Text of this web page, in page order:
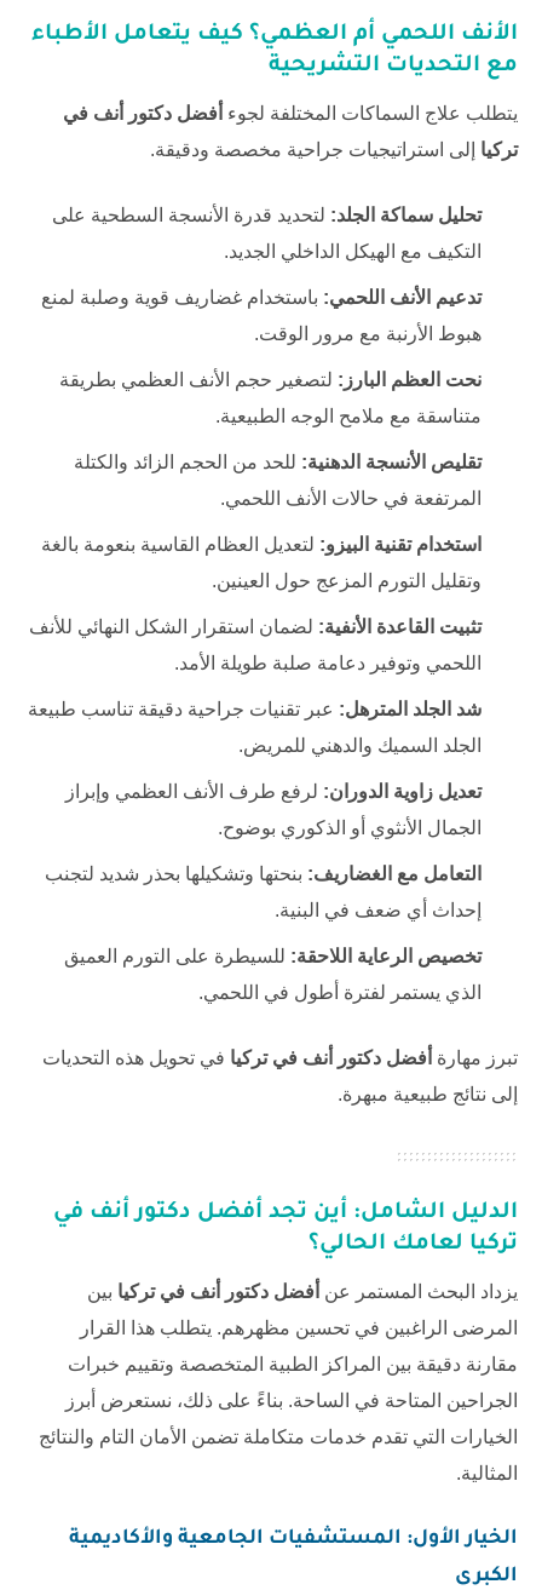
الأنف اللحمي أم العظمي؟ كيف يتعامل الأطباء
مع التحديات التشريحية
يتطلب علاج السماكات المختلفة لجوء أفضل دكتور أنف في
تركيا إلى استراتيجيات جراحية مخصصة ودقيقة.
تحليل سماكة الجلد: لتحديد قدرة الأنسجة السطحية على
التكيف مع الهيكل الداخلي الجديد.
تدعيم الأنف اللحمي: باستخدام غضاريف قوية وصلبة لمنع
هبوط الأرنبة مع مرور الوقت.
نحت العظم البارز: لتصغير حجم الأنف العظمي بطريقة
متناسقة مع ملامح الوجه الطبيعية.
تقليص الأنسجة الدهنية: للحد من الحجم الزائد والكتلة
المرتفعة في حالات الأنف اللحمي.
استخدام تقنية البيزو: لتعديل العظام القاسية بنعومة بالغة
وتقليل التورم المزعج حول العينين.
تثبيت القاعدة الأنفية: لضمان استقرار الشكل النهائي للأنف
اللحمي وتوفير دعامة صلبة طويلة الأمد.
شد الجلد المترهل: عبر تقنيات جراحية دقيقة تناسب طبيعة
الجلد السميك والدهني للمريض.
تعديل زاوية الدوران: لرفع طرف الأنف العظمي وإبراز
الجمال الأنثوي أو الذكوري بوضوح.
التعامل مع الغضاريف: بنحتها وتشكيلها بحذر شديد لتجنب
إحداث أي ضعف في البنية.
تخصيص الرعاية اللاحقة: للسيطرة على التورم العميق
الذي يستمر لفترة أطول في اللحمي.
تبرز مهارة أفضل دكتور أنف في تركيا في تحويل هذه التحديات
إلى نتائج طبيعية مبهرة.
الدليل الشامل: أين تجد أفضل دكتور أنف في
تركيا لعامك الحالي؟
يزداد البحث المستمر عن أفضل دكتور أنف في تركيا بين
المرضى الراغبين في تحسين مظهرهم. يتطلب هذا القرار
مقارنة دقيقة بين المراكز الطبية المتخصصة وتقييم خبرات
الجراحين المتاحة في الساحة. بناءً على ذلك، نستعرض أبرز
الخيارات التي تقدم خدمات متكاملة تضمن الأمان التام والنتائج
المثالية.
الخيار الأول: المستشفيات الجامعية والأكاديمية
الكبرى